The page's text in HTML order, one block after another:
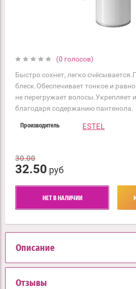
(0 голосов)
Быстро сохнет, легко
блеск.Обеспечивает тонкое и
не перегружает
благодаря содержанию пантенола.
Производитель ESTEL
30.00
32.50 руб
НЕТ В НАЛИЧИИ
Описание
Отзывы